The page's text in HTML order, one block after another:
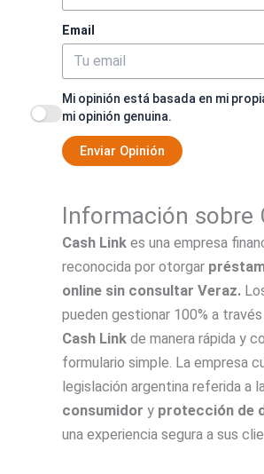
Email
Mi opinión está basada en mi
mi opinión genuina.
Enviar Opinión
Información sobre
Cash Linkes una empresa
reconocida por otorgar
online sin consultar Veraz.
pueden gestionar 100% a
Cash Link de manera rápida y
formulario simple. La empresa
legislación argentina referida a
consumidor y protección de
una experiencia segura a sus